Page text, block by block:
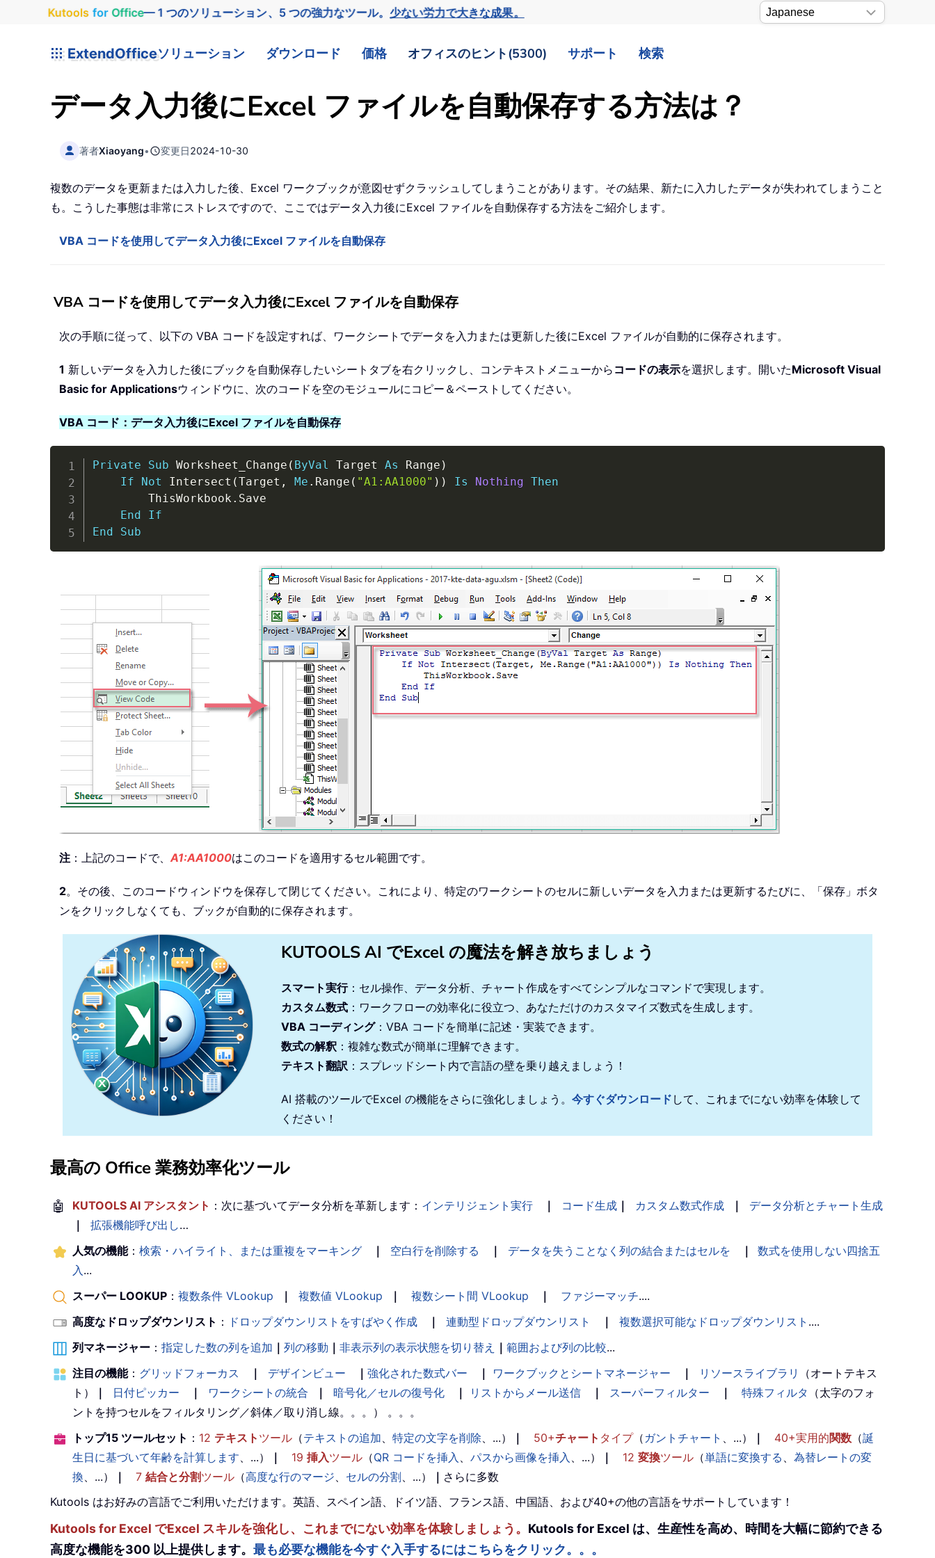
Kutools for Office— 1 つのソリューション、5 つの強力なツール。少ない労力で大きな成果。
ExtendOfficeソリューション ダウンロード 価格 オフィスのヒント(5300) サポート 検索
データ入力後にExcel ファイルを自動保存する方法は？
著者Xiaoyang• 変更日2024-10-30
複数のデータを更新または入力した後、Excel ワークブックが意図せずクラッシュしてしまうことがあります。その結果、新たに入力したデータが失われてしまうこと
も。こうした事態は非常にストレスですので、ここではデータ入力後にExcel ファイルを自動保存する方法をご紹介します。
VBA コードを使用してデータ入力後にExcel ファイルを自動保存
VBA コードを使用してデータ入力後にExcel ファイルを自動保存
次の手順に従って、以下の VBA コードを設定すれば、ワークシートでデータを入力または更新した後にExcel ファイルが自動的に保存されます。
1 新しいデータを入力した後にブックを自動保存したいシートタブを右クリックし、コンテキストメニューから コードの表示を選択します。開いたMicrosoft Visual
Basic for Applicationsウィンドウに、次のコードを空のモジュールにコピー＆ペーストしてください。
VBA コード：データ入力後にExcel ファイルを自動保存
Private Sub Worksheet_Change ( ByVal Target As Range )
If
Not Intersect (Target , Me . Range ( "A1:AA1000" ) ) Is Nothing Then
        ThisWorkbook
. Save
End
If
End
Sub
注 ：上記のコードで、 A1:AA1000はこのコードを適用するセル範囲です。
2。その後、このコードウィンドウを保存して閉じてください。これにより、特定のワークシートのセルに新しいデータを入力または更新するたびに、「保存」ボタ
ンをクリックしなくても、ブックが自動的に保存されます。
KUTOOLS AI でExcel の魔法を解き放ちましょう
スマート実行：セル操作、データ分析、チャート作成をすべてシンプルなコマンドで実現します。
カスタム数式 ：ワークフローの効率化に役立つ、あなただけのカスタマイズ数式を生成します。
VBA コーディング：VBA コードを簡単に記述・実装できます。
数式の解釈 ：複雑な数式が簡単に理解できます。
テキスト翻訳 ：スプレッドシート内で言語の壁を乗り越えましょう！
AI 搭載のツールでExcel の機能をさらに強化しましょう。 今すぐダウンロード して、これまでにない効率を体験して
ください！
最高の Office 業務効率化ツール
🤖 KUTOOLS AI アシスタント ：次に基づいてデータ分析を革新します： インテリジェント実行 ｜ コード生成 ｜ カスタム数式作成 ｜
データ分析とチャート生成
｜
拡張機能呼び出し…
人気の機能： 検索・ハイライト、または重複をマーキング ｜ 空白行を削除する ｜ データを失うことなく列の結合またはセルを ｜
数式を使用しない四捨五
入...
スーパー LOOKUP ： 複数条件 VLookup ｜ 複数値 VLookup ｜ 複数シート間 VLookup ｜ ファジーマッチ....
高度なドロップダウンリスト ： ドロップダウンリストをすばやく作成 ｜ 連動型ドロップダウンリスト ｜ 複数選択可能なドロップダウンリスト ....
列マネージャー ： 指定した数の列を追加 ｜ 列の移動 ｜ 非表示列の表示状態を切り替え ｜ 範囲および列の比較...
注目の機能： グリッドフォーカス ｜ デザインビュー ｜ 強化された数式バー ｜ ワークブックとシートマネージャー ｜ リソースライブラリ
（オートテキス
ト）
｜ 日付ピッカー ｜ ワークシートの統合 ｜ 暗号化／セルの復号化 ｜ リストからメール送信 ｜ スーパーフィルター ｜ 特殊フィルタ （太字のフォ
ントを持つセルをフィルタリング／斜体／取り消し線。。。） 。。。
トップ15 ツールセット ： 12 テキスト ツール （テキストの追加、 特定の文字を削除、...） ｜ 50+チャート タイプ（ ガントチャート 、...） ｜ 40+実用的関数 （誕
生日に基づいて年齢を計算します、...） ｜ 19 挿入ツール （QR コードを挿入 、 パスから画像を挿入 、...） ｜ 12 変換ツール （単語に変換する 、 為替レートの変
換、...） ｜ 7 結合と分割ツール （高度な行のマージ、 セルの分割、...） ｜ さらに多数
Kutools はお好みの言語でご利用いただけます。英語、スペイン語、ドイツ語、フランス語、中国語、および40+の他の言語をサポートしています！
Kutools for Excel でExcel スキルを強化し、これまでにない効率を体験しましょう。 Kutools for Excel は、生産性を高め、時間を大幅に節約できる
高度な機能を300 以上提供します。 最も必要な機能を今すぐ入手するにはこちらをクリック。。。